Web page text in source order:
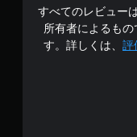
すべてのレビュー
所有者によるも
す。詳しくは、 評